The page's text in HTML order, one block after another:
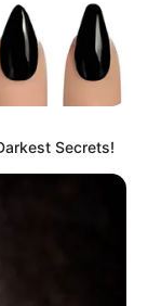
Secrets!